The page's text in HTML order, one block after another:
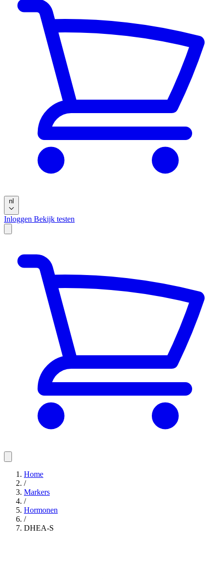
nl
Inloggen Bekijk testen
Home
/
Markers
/
Hormonen
/
DHEA-S